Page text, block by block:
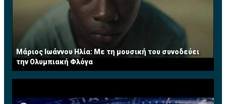
Μάριος Ιωάννου Ηλία: Με τη μουσική του συνοδεύει
την Ολυμπιακή Φλόγα